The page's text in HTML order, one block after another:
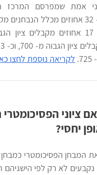
אמת שמפרסם המרכז
ולהערכה, כ- 32 אחוזים מכלל
לקריאה נוספת לחצו
ציוני הפסיכומטרי
יחסי?
המבחן הפסיכומטרי כמבחן
לא רק לפי הישגיהם